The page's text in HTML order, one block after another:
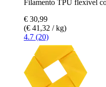
Filamento TPU flexível
€ 30,99
(€ 41,32 / kg)
4.7 (20)